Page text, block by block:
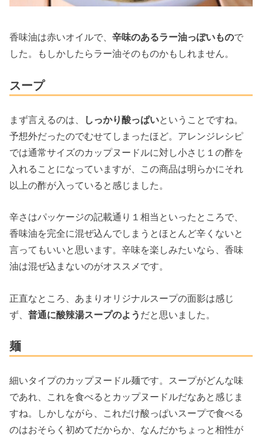
香味油は赤いオイルで、辛味のあるラー油っぽいもので
した。もしかしたらラー油そのものかもしれません。
スープ
まず言えるのは、 しっかり酸っぱいということですね。
予想外だったのでむせてしまったほど。アレンジレシピ
では通常サイズのカップヌードルに対し小さじ１の酢を
入れることになっていますが、この商品は明らかにそれ
以上の酢が入っていると感じました。
辛さはパッケージの記載通り１相当といったところで、
香味油を完全に混ぜ込んでしまうとほとんど辛くないと
言ってもいいと思います。辛味を楽しみたいなら、香味
油は混ぜ込まないのがオススメです。
正直なところ、あまりオリジナルスープの面影は感じ
ず、普通に酸辣湯スープのよう だと思いました。
麺
細いタイプのカップヌードル麺です。スープがどんな味
であれ、これを食べるとカップヌードルだなあと感じま
すね。しかしながら、これだけ酸っぱいスープで食べる
のはおそらく初めてだからか、なんだかちょっと相性が